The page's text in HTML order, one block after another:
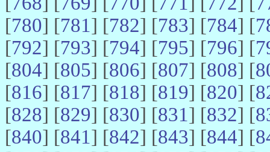
[780] [781] [782] [783] [784] [
[792] [793] [794] [795] [796] [
[804] [805] [806] [807] [808] [
[816] [817] [818] [819] [820] [
[828] [829] [830] [831] [832] [
[840] [841] [842] [843] [844] [